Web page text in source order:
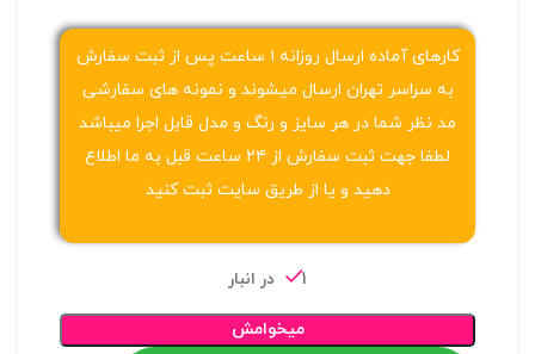
کارهای آماده ارسال روزانه ۱ ساعت پس از ثبت سفارش
به سراسر تهران ارسال میشوند و نمونه های سفارشی
مد نظر شما در هر سایز و رنگ و مدل قابل اجرا میباشد
لطفا جهت ثبت سفارش از ۲۴ ساعت قبل به ما اطلاع
دهید و یا از طریق سایت ثبت کنید
1 در انبار
میخوامش